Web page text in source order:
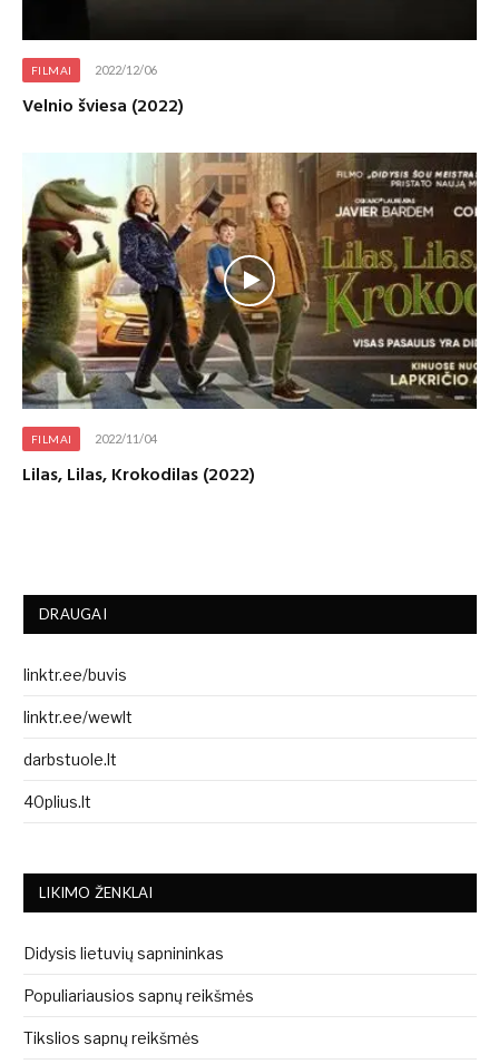
FILMAI 2022/12/06
Velnio šviesa (2022)
FILMAI 2022/11/04
Lilas, Lilas, Krokodilas (2022)
DRAUGAI
linktr.ee/buvis
linktr.ee/wewlt
darbstuole.lt
40plius.lt
LIKIMO ŽENKLAI
Didysis lietuvių sapnininkas
Populiariausios sapnų reikšmės
Tikslios sapnų reikšmės